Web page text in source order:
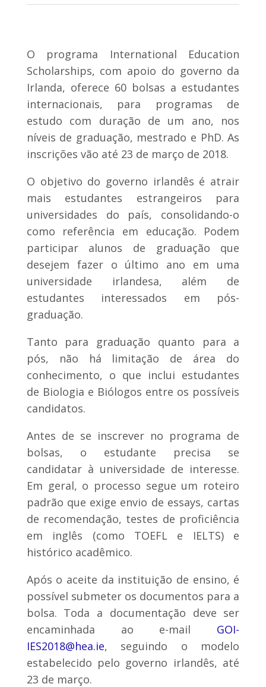
O programa International Education
Scholarships, com apoio do governo da
Irlanda, oferece 60 bolsas a estudantes
internacionais, para programas de
estudo com duração de um ano, nos
níveis de graduação, mestrado e PhD. As
inscrições vão até 23 de março de 2018.
O objetivo do governo irlandês é atrair
mais estudantes estrangeiros para
universidades do país, consolidando-o
como referência em educação. Podem
participar alunos de graduação que
desejem fazer o último ano em uma
universidade irlandesa, além de
estudantes interessados em pós-
graduação.
Tanto para graduação quanto para a
pós, não há limitação de área do
conhecimento, o que inclui estudantes
de Biologia e Biólogos entre os possíveis
candidatos.
Antes de se inscrever no programa de
bolsas, o estudante precisa se
candidatar à universidade de interesse.
Em geral, o processo segue um roteiro
padrão que exige envio de essays, cartas
de recomendação, testes de proficiência
em inglês (como TOEFL e IELTS) e
histórico acadêmico.
Após o aceite da instituição de ensino, é
possível submeter os documentos para a
bolsa. Toda a documentação deve ser
encaminhada ao e-mail GOI-
IES2018@hea.ie, seguindo o modelo
estabelecido pelo governo irlandês, até
23 de março.